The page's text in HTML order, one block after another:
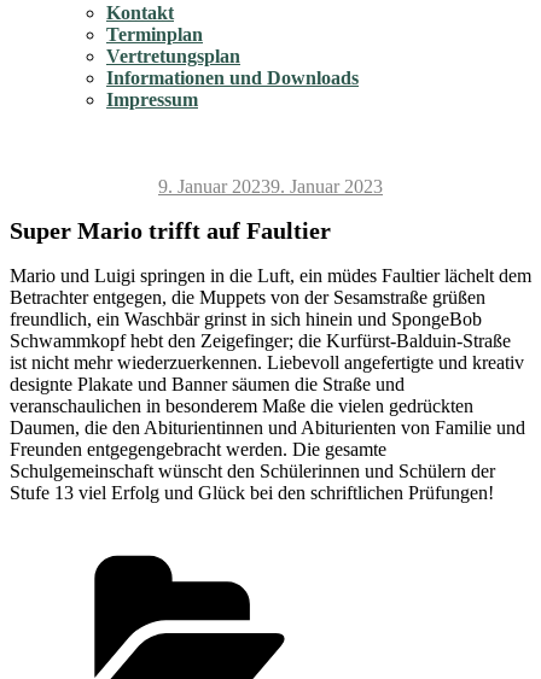
Kontakt
Terminplan
Vertretungsplan
Informationen und Downloads
Impressum
Veröffentlicht
9. Januar 20239. Januar 2023
Super Mario trifft auf Faultier
Mario und Luigi springen in die Luft, ein müdes Faultier lächelt dem
Betrachter entgegen, die Muppets von der Sesamstraße grüßen
freundlich, ein Waschbär grinst in sich hinein und SpongeBob
Schwammkopf hebt den Zeigefinger; die Kurfürst-Balduin-Straße
ist nicht mehr wiederzuerkennen. Liebevoll angefertigte und kreativ
designte Plakate und Banner säumen die Straße und
veranschaulichen in besonderem Maße die vielen gedrückten
Daumen, die den Abiturientinnen und Abiturienten von Familie und
Freunden entgegengebracht werden. Die gesamte
Schulgemeinschaft wünscht den Schülerinnen und Schülern der
Stufe 13 viel Erfolg und Glück bei den schriftlichen Prüfungen!